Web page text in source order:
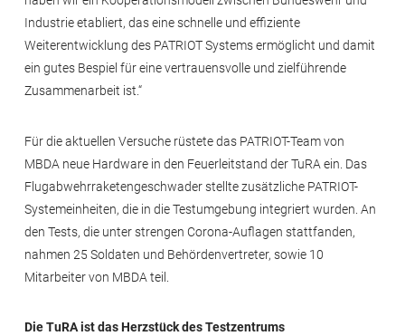
Industrie etabliert, das eine schnelle und effiziente
Weiterentwicklung des PATRIOT Systems ermöglicht und damit
ein gutes Bespiel für eine vertrauensvolle und zielführende
Zusammenarbeit ist.“
Für die aktuellen Versuche rüstete das PATRIOT-Team von
MBDA neue Hardware in den Feuerleitstand der TuRA ein. Das
Flugabwehrraketengeschwader stellte zusätzliche PATRIOT-
Systemeinheiten, die in die Testumgebung integriert wurden. An
den Tests, die unter strengen Corona-Auflagen stattfanden,
nahmen 25 Soldaten und Behördenvertreter, sowie 10
Mitarbeiter von MBDA teil.
Die TuRA ist das Herzstück des Testzentrums